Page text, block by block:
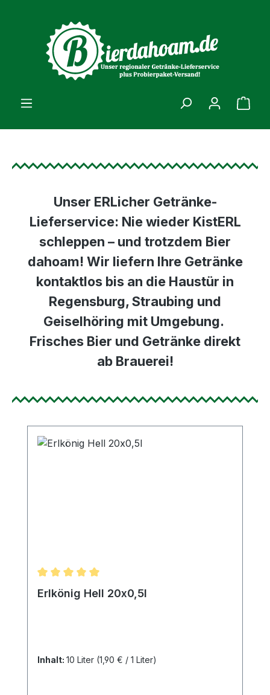
Unser ERLicher Getränke-
Lieferservice: Nie wieder KistERL
schleppen – und trotzdem Bier
dahoam! Wir liefern Ihre Getränke
kontaktlos bis an die Haustür in
Regensburg,Straubing und
Geiselhöring mit Umgebung.
Frisches Bier und Getränke direkt
ab Brauerei!
Durchschnittliche Bewertung von 5 von 5 Sternen
Erlkönig Hell 20x0,5l
Inhalt: 10 Liter (1,90 € / 1 Liter)